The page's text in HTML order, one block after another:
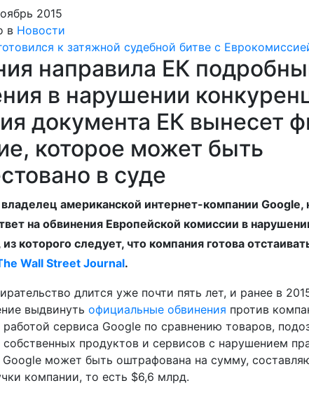
2015
в Новости
направила ЕК
в нарушении
документа ЕК вынесет
которое может быть
в суде
американской интернет-компании Google,
на обвинения Европейской комиссии в
которого следует, что компания готова
Wall Street Journal.
длится уже почти пять лет, и ранее в
выдвинуть официальные обвинения против
работой сервиса Google по сравнению товаров,
продуктов и сервисов с нарушением
Google может быть оштрафована на сумму,
компании, то есть $6,6 млрд.